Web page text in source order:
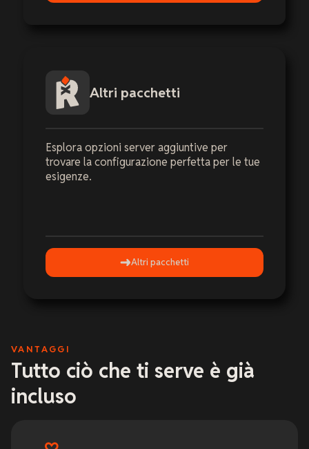
Altri pacchetti
Esplora opzioni server aggiuntive per
trovare la configurazione perfetta per le tue
esigenze.
Altri pacchetti
VANTAGGI
Tutto ciò che ti serve è già
incluso